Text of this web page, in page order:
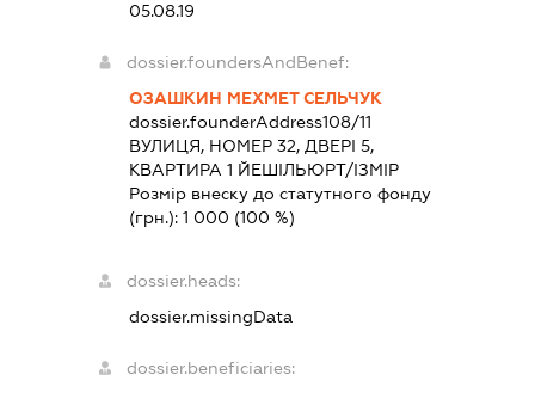
05.08.19
dossier.foundersAndBenef:
ОЗАШКИН МЕХМЕТ СЕЛЬЧУК
dossier.founderAddress108/11
ВУЛИЦЯ, НОМЕР 32, ДВЕРІ 5,
КВАРТИРА 1 ЙЕШІЛЬЮРТ/ІЗМІР
Розмір внеску до статутного фонду
(грн.):1 000 (100 %)
dossier.heads:
dossier.missingData
dossier.beneficiaries: